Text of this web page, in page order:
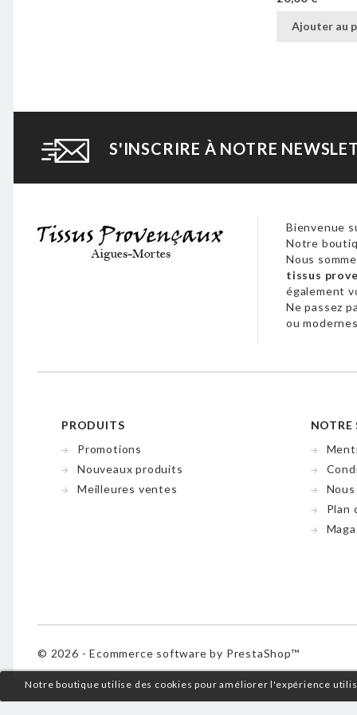
Notre boutique utilise des cookies pour améliorer l'expérience
Ajouter au
S'INSCRIRE À NOTRE
Bienvenue
Notre
Nous
tissus
également
Ne passez
ou
PRODUITS
Promotions
Nouveaux produits
Meilleures ventes
NOTRE
Plan
© 2026 - Ecommerce software by PrestaShop™